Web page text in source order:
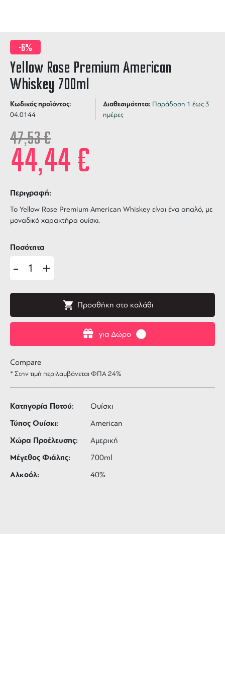
-6%
Yellow Rose Premium American
Whiskey 700ml
Κωδικός προϊόντος:
04.0144
Διαθεσιμότητα: Παράδοση 1 έως 3
ημέρες
47,53€
44,44€
Περιγραφή:
Το Yellow Rose Premium American Whiskey είναι ένα απαλό, με
μοναδικό χαρακτήρα ουίσκι.
για Δώρο
Ποσότητα
- +
Προσθήκη στο καλάθι
Compare
* Στην τιμή περιλαμβάνεται ΦΠΑ 24%
Κατηγορία Ποτού: Ουίσκι
Τύπος Ουίσκι: American
Χώρα Προέλευσης: Αμερική
Μέγεθος Φιάλης: 700ml
Αλκοόλ: 40%